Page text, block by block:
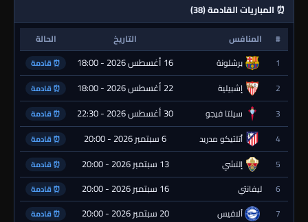
⏰ المباريات القادمة (38)
# المنافس التاريخ
الحالة
1
برشلونة 16 أغسطس 2026 - 18:00 ⏰ قادمة
2 إشبيلية 22 أغسطس 2026 - 18:00 ⏰ قادمة
3 سيلتا فيجو 30 أغسطس 2026 - 22:30 ⏰ قادمة
4 أتلتيكو مدريد 6 سبتمبر 2026 - 20:00 ⏰ قادمة
5 إلتشي 13 سبتمبر 2026 - 20:00 ⏰ قادمة
6 ليفانتي 16 سبتمبر 2026 - 20:00 ⏰ قادمة
7 ألافيس 20 سبتمبر 2026 - 20:00 ⏰ قادمة